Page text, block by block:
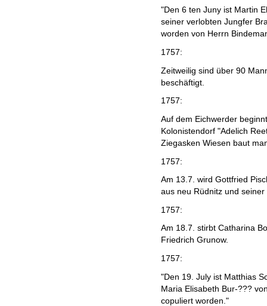
"Den 6 ten Juny ist Martin
seiner verlobten Jungfer
worden von Herrn
1757:
Zeitweilig sind über 90
beschäftigt.
1757:
Auf dem Eichwerder
Kolonistendorf "Adelich
Ziegasken Wiesen baut
1757:
Am 13.7. wird Gottfried
aus neu Rüdnitz und
1757:
Am 18.7. stirbt Catharina
Friedrich Grunow.
1757:
"Den 19. July ist Matthias
Maria Elisabeth Bur-???
copuliert worden."